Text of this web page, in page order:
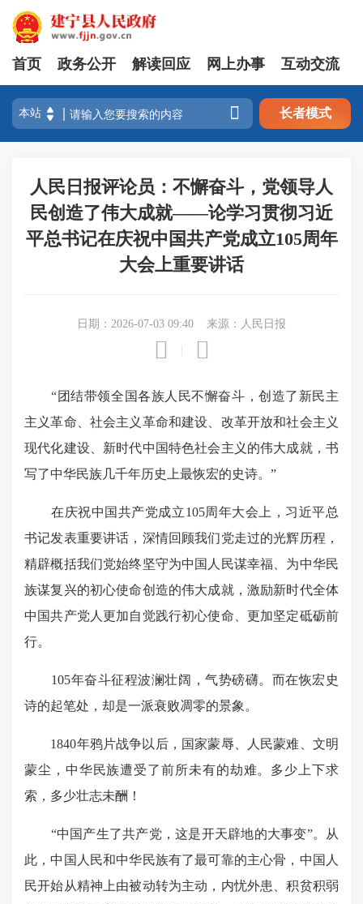
首页 政务公开 解读回应 网上办事 互动交流
 长者模式
人民日报评论员：不懈奋斗，党领导人
民创造了伟大成就——论学习贯彻习近
平总书记在庆祝中国共产党成立105周年
大会上重要讲话
日期：2026-07-03 09:40 来源：人民日报
 
“团结带领全国各族人民不懈奋斗，创造了新民主
主义革命、社会主义革命和建设、改革开放和社会主义
现代化建设、新时代中国特色社会主义的伟大成就，书
写了中华民族几千年历史上最恢宏的史诗。”
在庆祝中国共产党成立105周年大会上，习近平总
书记发表重要讲话，深情回顾我们党走过的光辉历程，
精辟概括我们党始终坚守为中国人民谋幸福、为中华民
族谋复兴的初心使命创造的伟大成就，激励新时代全体
中国共产党人更加自觉践行初心使命、更加坚定砥砺前
行。
105年奋斗征程波澜壮阔，气势磅礴。而在恢宏史
诗的起笔处，却是一派衰败凋零的景象。
1840年鸦片战争以后，国家蒙辱、人民蒙难、文明
蒙尘，中华民族遭受了前所未有的劫难。多少上下求
索，多少壮志未酬！
“中国产生了共产党，这是开天辟地的大事变”。从
此，中国人民和中华民族有了最可靠的主心骨，中国人
民开始从精神上由被动转为主动，内忧外患、积贫积弱